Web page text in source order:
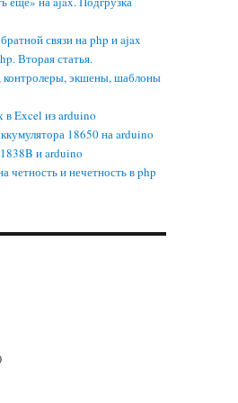
связи на php и ajax
Вторая статья.
экшены, шаблоны
в Excel из arduino
18650 на arduino
и arduino
четность и нечетность в php